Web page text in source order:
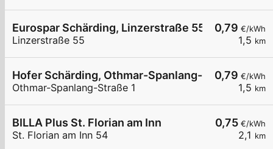
0,79 €/kWh
1,5 km
Eurospar Schärding, Linzerstraße 55 01
Linzerstraße 55
0,79 €/kWh
1,5 km
Hofer Schärding, Othmar-Spanlang-Straße 1, 01
Othmar-Spanlang-Straße 1
0,75 €/kWh
2,1 km
BILLA Plus St. Florian am Inn
St. Florian am Inn 54